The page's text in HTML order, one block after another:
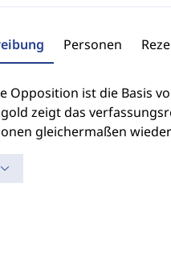
Personen
Opposition ist die Basis
zeigt das
gleichermaßen